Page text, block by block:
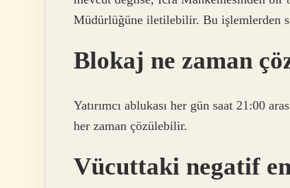
Müdürlüğüne iletilebilir. Bu işlemlerden
Blokaj ne zaman
Yatırımcı ablukası her gün saat 21:00
her zaman çözülebilir.
Vücuttaki negatif